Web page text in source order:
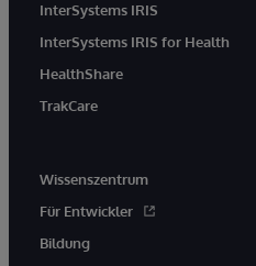
InterSystems IRIS
InterSystems IRIS for Health
HealthShare
TrakCare
Wissenszentrum
Für Entwickler
Bildung